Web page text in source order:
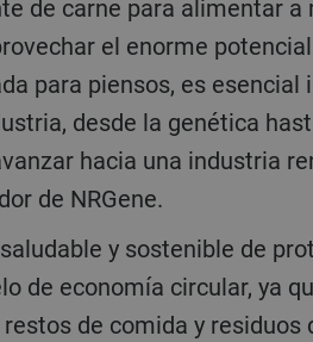
el enorme
para piensos, es
desde la genética
hacia una industria
de NRGene.
de economía circular, ya
de comida y